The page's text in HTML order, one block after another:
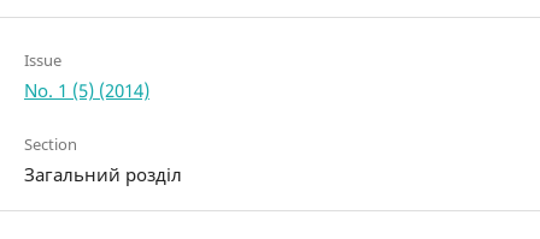
Issue
No. 1 (5) (2014)
Section
Загальний розділ